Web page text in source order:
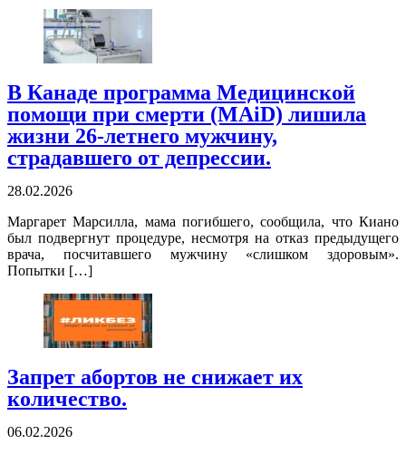
В Канаде программа Медицинской
помощи при смерти (MAiD) лишила
жизни 26-летнего мужчину,
страдавшего от депрессии.
28.02.2026
Маргарет Марсилла, мама погибшего, сообщила, что Киано
был подвергнут процедуре, несмотря на отказ предыдущего
врача, посчитавшего мужчину «слишком здоровым».
Попытки […]
Запрет абортов не снижает их
количество.
06.02.2026